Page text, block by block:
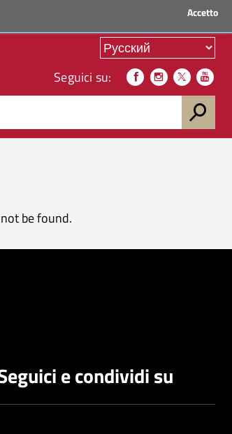
Accetto
Seguici su:
be found.
e condividi su